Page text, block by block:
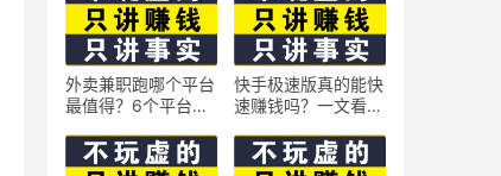
外卖兼职跑哪个平台
最值得？6个平台实
快手极速版真的能快
速赚钱吗？一文看懂